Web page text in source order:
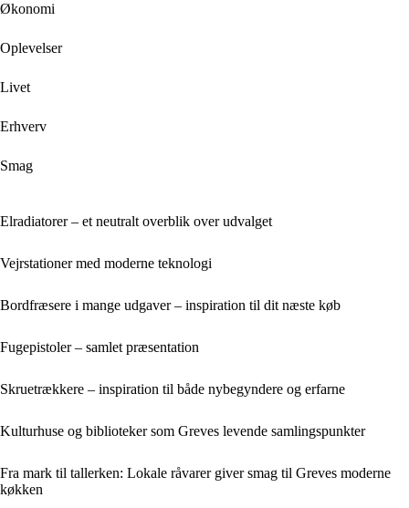
Økonomi
Oplevelser
Livet
Erhverv
Smag
Elradiatorer – et neutralt overblik over udvalget
Vejrstationer med moderne teknologi
Bordfræsere i mange udgaver – inspiration til dit næste køb
Fugepistoler – samlet præsentation
Skruetrækkere – inspiration til både nybegyndere og erfarne
Kulturhuse og biblioteker som Greves levende samlingspunkter
Fra mark til tallerken: Lokale råvarer giver smag til Greves moderne
køkken